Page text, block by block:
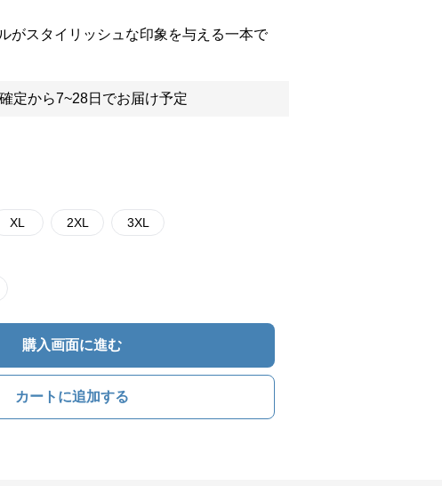
がスタイリッシュな印象を与える一本で
定から7~28日でお届け予定
XL 2XL 3XL
購入画面に進む
カートに追加する